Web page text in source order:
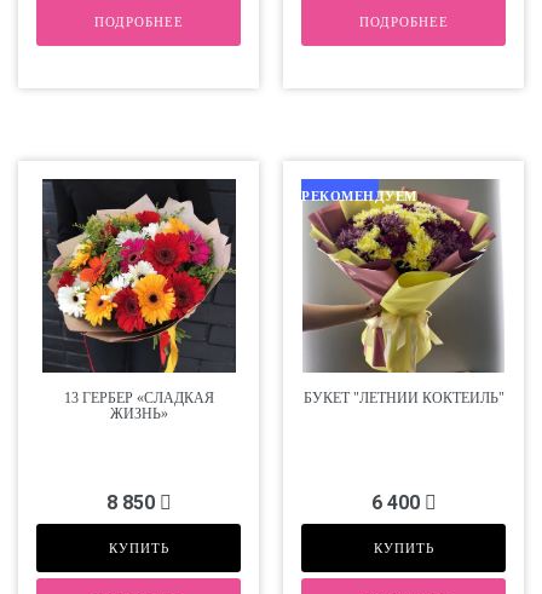
ПОДРОБНЕЕ ПОДРОБНЕЕ
13 ГЕРБЕР «СЛАДКАЯ
ЖИЗНЬ»
8 850
КУПИТЬ
РЕКОМЕНДУЕМ
БУКЕТ "ЛЕТНИЙ КОКТЕЙЛЬ"
6 400
КУПИТЬ